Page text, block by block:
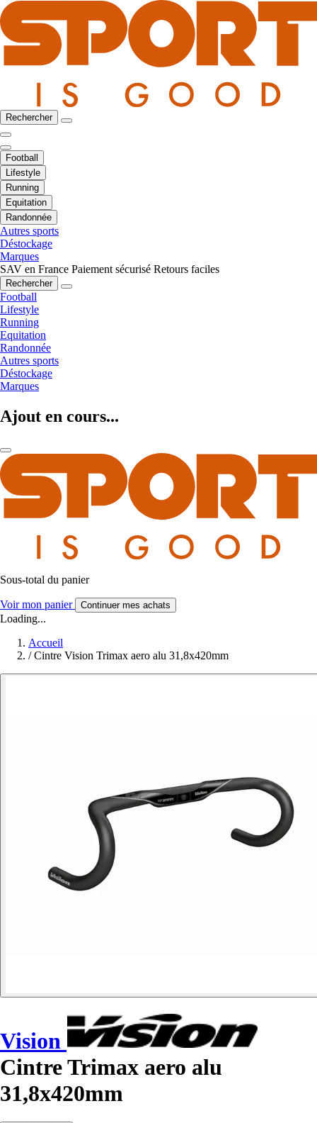
Rechercher
Football
Lifestyle
Running
Equitation
Randonnée
Autres sports
Déstockage
Marques
SAV en France Paiement sécurisé Retours faciles
Rechercher
Football
Lifestyle
Running
Equitation
Randonnée
Autres sports
Déstockage
Marques
Ajout en cours...
Sous-total du panier
Voir mon panier Continuer mes achats
Loading...
Accueil
/ Cintre Vision Trimax aero alu 31,8x420mm
Vision
Cintre Trimax aero alu
31,8x420mm